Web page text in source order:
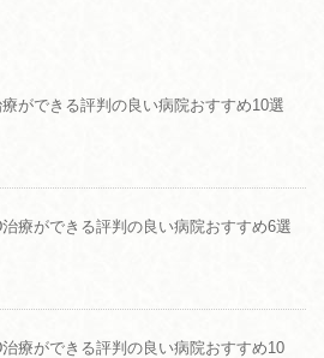
ができる評判の良い病院おすすめ10選
療ができる評判の良い病院おすすめ6選
療ができる評判の良い病院おすすめ10